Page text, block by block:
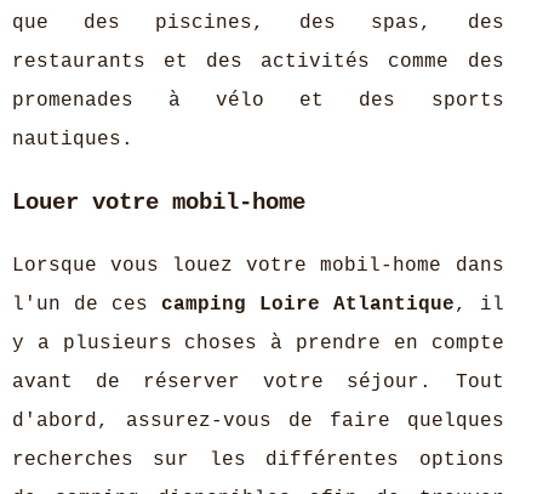
que des piscines, des spas, des
restaurants et des activités comme des
promenades à vélo et des sports
nautiques.
Louer votre mobil-home
Lorsque vous louez votre mobil-home dans
l'un de ces camping Loire Atlantique, il
y a plusieurs choses à prendre en compte
avant de réserver votre séjour. Tout
d'abord, assurez-vous de faire quelques
recherches sur les différentes options